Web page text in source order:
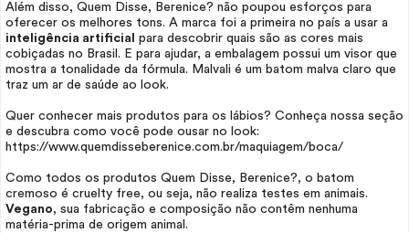
Além disso, Quem Disse, Berenice? não poupou esforços para
oferecer os melhores tons. A marca foi a primeira no país a usar a
inteligência artificial
para descobrir quais são as cores mais
cobiçadas no Brasil. E para ajudar, a embalagem possui um visor que
mostra a tonalidade da fórmula. Malvali é um batom malva claro que
traz um ar de saúde ao look.
Quer conhecer mais produtos para os lábios? Conheça nossa seção
e descubra como você pode ousar no look:
https://www.quemdisseberenice.com.br/maquiagem/boca/
Como todos os produtos Quem Disse, Berenice?, o batom
cremoso é cruelty free, ou seja, não realiza testes em animais.
Vegano, sua fabricação e composição não contêm nenhuma
matéria-prima de origem animal.